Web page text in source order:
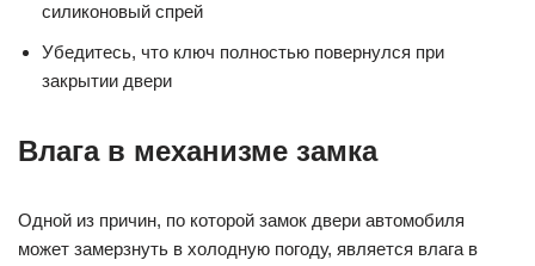
силиконовый спрей
Убедитесь, что ключ полностью повернулся при
закрытии двери
Влага в механизме замка
Одной из причин, по которой замок двери автомобиля
может замерзнуть в холодную погоду, является влага в